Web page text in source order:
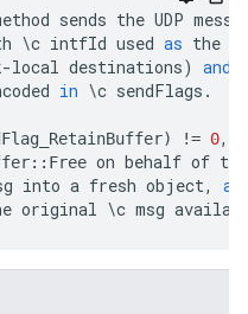
sends the UDP
\c intfId used as the
-local destinations) and
in \c sendFlags .
) != 0,
:: Free on behalf of the
into a fresh object,
original \c msg